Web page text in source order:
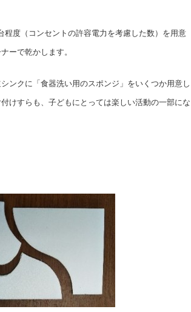
程度（コンセントの許容電力を考慮した数）を用意
ーで乾かします。
ンクに「食器洗い用のスポンジ」をいくつか用意し
けすらも、子どもにとっては楽しい活動の一部にな